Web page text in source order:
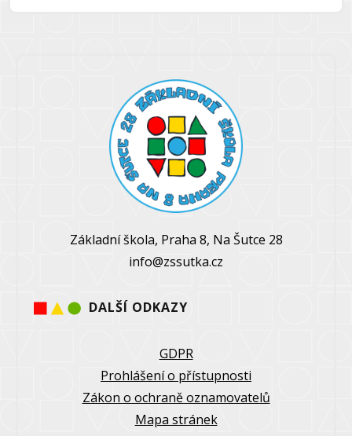
Základní škola, Praha 8, Na Šutce 28
info@zssutka.cz
DALŠÍ ODKAZY
GDPR
Prohlášení o přístupnosti
Zákon o ochraně oznamovatelů
Mapa stránek